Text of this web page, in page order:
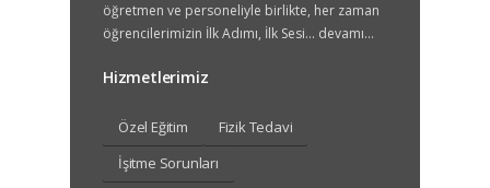
öğretmen ve personeliyle birlikte, her zaman
öğrencilerimizin İlk Adımı, İlk Sesi... devamı...
Hizmetlerimiz
Özel Eğitim
Fizik Tedavi
İşitme Sorunları